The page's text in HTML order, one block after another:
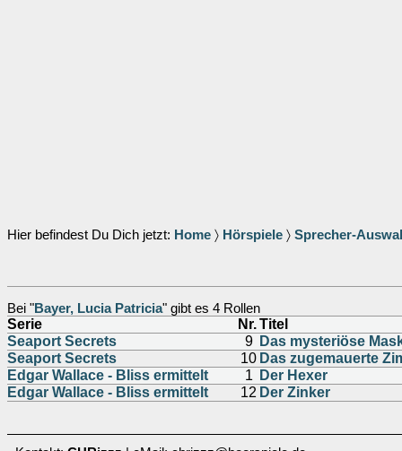
Hier befindest Du Dich jetzt: Home 〉 Hörspiele 〉 Sprecher-
Bei "Bayer, Lucia Patricia" gibt es 4 Rollen
Serie Nr.Titel
Seaport Secrets
9
Das mysteriöse
Seaport Secrets
10 Das zugemauerte
Edgar Wallace - Bliss ermittelt
1
Der Hexer
Edgar Wallace - Bliss ermittelt
12 Der Zinker